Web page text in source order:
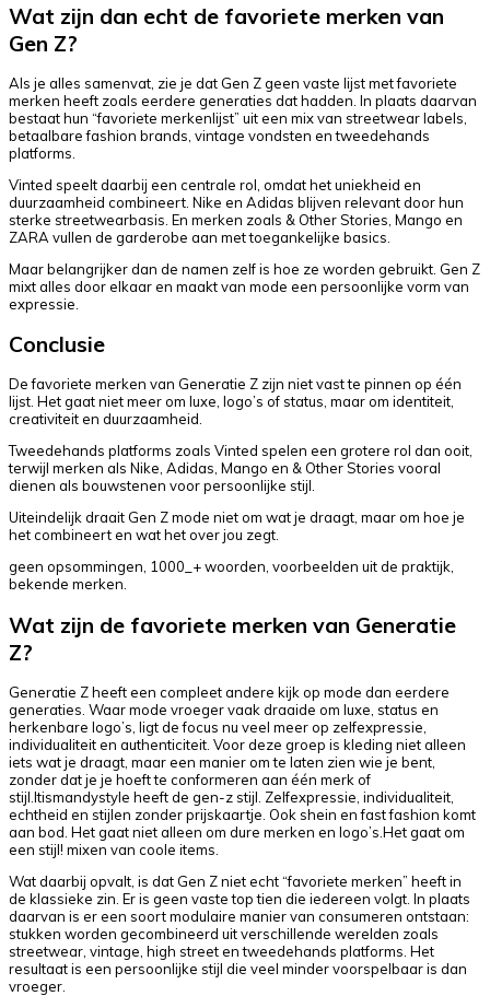
Wat zijn dan echt de favoriete merken van
Gen Z?
Als je alles samenvat, zie je dat Gen Z geen vaste lijst met favoriete
merken heeft zoals eerdere generaties dat hadden. In plaats daarvan
bestaat hun “favoriete merkenlijst” uit een mix van streetwear labels,
betaalbare fashion brands, vintage vondsten en tweedehands
platforms.
Vinted speelt daarbij een centrale rol, omdat het uniekheid en
duurzaamheid combineert. Nike en Adidas blijven relevant door hun
sterke streetwearbasis. En merken zoals & Other Stories, Mango en
ZARA vullen de garderobe aan met toegankelijke basics.
Maar belangrijker dan de namen zelf is hoe ze worden gebruikt. Gen Z
mixt alles door elkaar en maakt van mode een persoonlijke vorm van
expressie.
Conclusie
De favoriete merken van Generatie Z zijn niet vast te pinnen op één
lijst. Het gaat niet meer om luxe, logo’s of status, maar om identiteit,
creativiteit en duurzaamheid.
Tweedehands platforms zoals Vinted spelen een grotere rol dan ooit,
terwijl merken als Nike, Adidas, Mango en & Other Stories vooral
dienen als bouwstenen voor persoonlijke stijl.
Uiteindelijk draait Gen Z mode niet om wat je draagt, maar om hoe je
het combineert en wat het over jou zegt.
geen opsommingen, 1000_+ woorden, voorbeelden uit de praktijk,
bekende merken.
Wat zijn de favoriete merken van Generatie
Z?
Generatie Z heeft een compleet andere kijk op mode dan eerdere
generaties. Waar mode vroeger vaak draaide om luxe, status en
herkenbare logo’s, ligt de focus nu veel meer op zelfexpressie,
individualiteit en authenticiteit. Voor deze groep is kleding niet alleen
iets wat je draagt, maar een manier om te laten zien wie je bent,
zonder dat je je hoeft te conformeren aan één merk of
stijl.Itismandystyle heeft de gen-z stijl. Zelfexpressie, individualiteit,
echtheid en stijlen zonder prijskaartje. Ook shein en fast fashion komt
aan bod. Het gaat niet alleen om dure merken en logo’s.Het gaat om
een stijl! mixen van coole items.
Wat daarbij opvalt, is dat Gen Z niet echt “favoriete merken” heeft in
de klassieke zin. Er is geen vaste top tien die iedereen volgt. In plaats
daarvan is er een soort modulaire manier van consumeren ontstaan:
stukken worden gecombineerd uit verschillende werelden zoals
streetwear, vintage, high street en tweedehands platforms. Het
resultaat is een persoonlijke stijl die veel minder voorspelbaar is dan
vroeger.